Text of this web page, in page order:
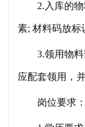
2.入库的
素; 材料码放标
3.领用物
应配套领用，
岗位要求：